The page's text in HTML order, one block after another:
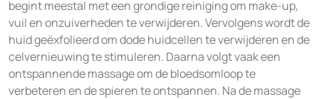
begint meestal met een grondige reiniging om make-up,
vuil en onzuiverheden te verwijderen. Vervolgens wordt de
huid geëxfolieerd om dode huidcellen te verwijderen en de
celvernieuwing te stimuleren. Daarna volgt vaak een
ontspannende massage om de bloedsomloop te
verbeteren en de spieren te ontspannen. Na de massage